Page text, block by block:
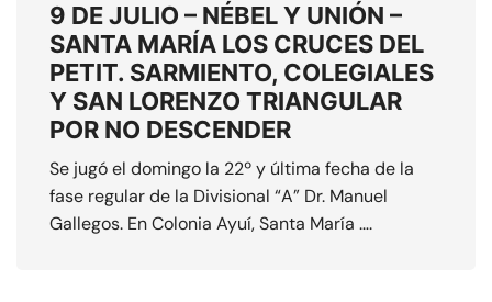
9 DE JULIO – NÉBEL Y UNIÓN –
SANTA MARÍA LOS CRUCES DEL
PETIT. SARMIENTO, COLEGIALES
Y SAN LORENZO TRIANGULAR
POR NO DESCENDER
Se jugó el domingo la 22º y última fecha de la
fase regular de la Divisional “A” Dr. Manuel
Gallegos. En Colonia Ayuí, Santa María ….